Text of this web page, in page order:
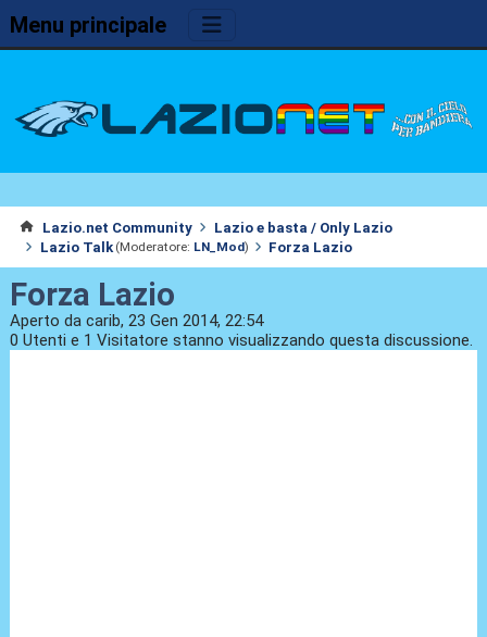
Menu principale
Lazio.net Community
Lazio e basta / Only Lazio
Lazio Talk (Moderatore: LN_Mod) Forza Lazio
Forza Lazio
Aperto da carib, 23 Gen 2014, 22:54
0 Utenti e 1 Visitatore stanno visualizzando questa discussione.